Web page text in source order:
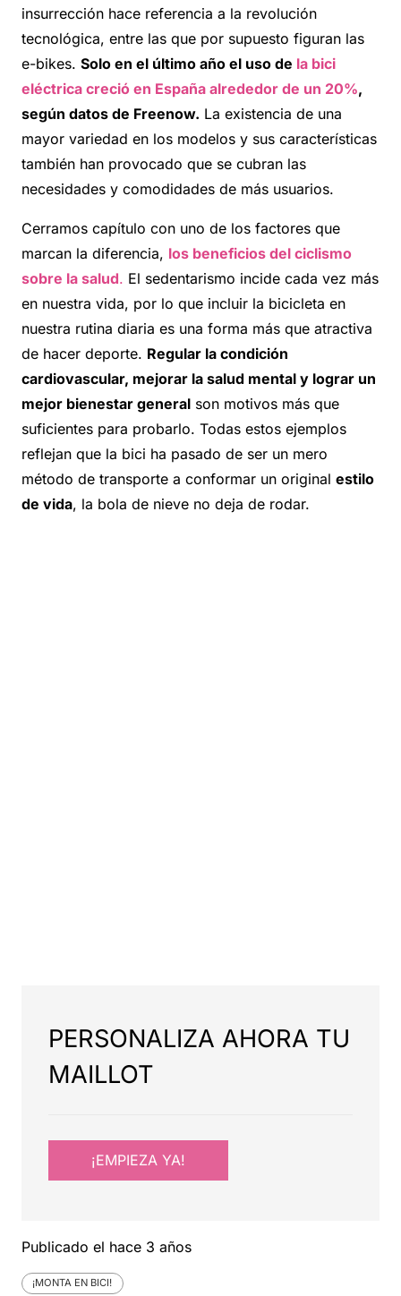
insurrección hace referencia a la revolución
tecnológica, entre las que por supuesto figuran las
e-bikes. Solo en el último año el uso de la bici
eléctrica creció en España alrededor de un 20%,
según datos de Freenow. La existencia de una
mayor variedad en los modelos y sus características
también han provocado que se cubran las
necesidades y comodidades de más usuarios.
Cerramos capítulo con uno de los factores que
marcan la diferencia, los beneficios del ciclismo
sobre la salud. El sedentarismo incide cada vez más
en nuestra vida, por lo que incluir la bicicleta en
nuestra rutina diaria es una forma más que atractiva
de hacer deporte. Regular la condición
cardiovascular, mejorar la salud mental y lograr un
mejor bienestar general son motivos más que
suficientes para probarlo. Todas estos ejemplos
reflejan que la bici ha pasado de ser un mero
método de transporte a conformar un original estilo
de vida, la bola de nieve no deja de rodar.
PERSONALIZA AHORA TU
MAILLOT
¡EMPIEZA YA!
Publicado el hace 3 años
¡MONTA EN BICI!